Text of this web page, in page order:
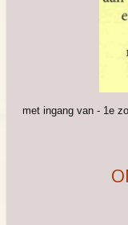
met ingang van - 1e